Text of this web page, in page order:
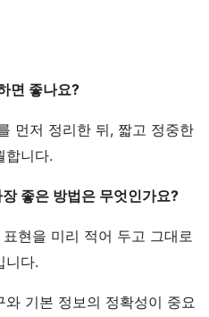
면 좋나요?
먼저 정리한 뒤, 짧고 정중한
합니다.
좋은 방법은 무엇인가요?
현을 미리 적어 두고 그대로
니다.
기본 정보의 정확성이 중요